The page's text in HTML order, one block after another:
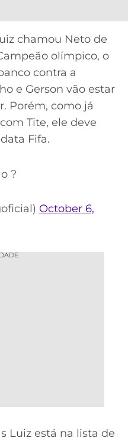
chamou Neto de
olímpico, o
contra a
e Gerson vão estar
Porém, como já
Tite, ele deve
Fifa.
?
October 6,
Luiz está na lista de